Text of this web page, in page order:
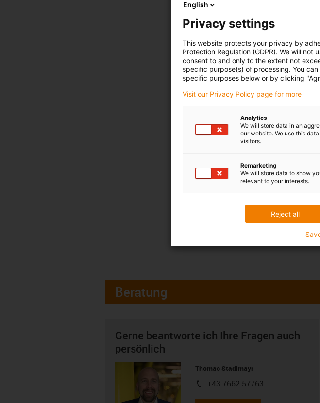
Beratung
Gerne beantworte ich Ihre Fragen auch
persönlich
Thomas Stadlmayr
igus-icon-phone
+43 7662 57763
English
Privacy settings
This website protects your privacy by
Protection Regulation (GDPR). We will
consent to and only to the extent not
specific purpose(s) of processing. You
specific purposes below or by clicking
Visit our Privacy Policy page for more
Analytics
We will store data in an
our website. We use this
visitors.
Remarketing
We will store data to show
relevant to your interests.
Reject all